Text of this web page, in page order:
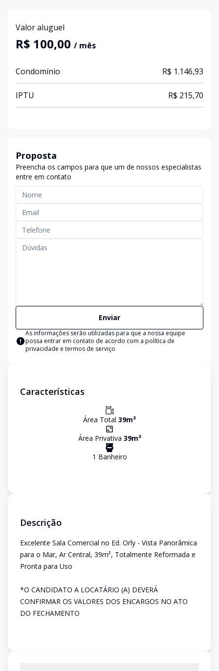
Valor aluguel
R$ 100,00 / mês
Condomínio R$ 1.146,93
IPTU R$ 215,70
Proposta
Preencha os campos para que um de nossos especialistas
entre em contato
Enviar
As informações serão utilizadas para que a nossa equipe
possa entrar em contato de acordo com a política de
privacidade e termos de serviço
Características
Área Total 39m²
Área Privativa 39m²
1 Banheiro
Descrição
Excelente Sala Comercial no Ed. Orly - Vista Panorâmica
para o Mar, Ar Central, 39m², Totalmente Reformada e
Pronta para Uso
*O CANDIDATO A LOCATÁRIO (A) DEVERÁ
CONFIRMAR OS VALORES DOS ENCARGOS NO ATO
DO FECHAMENTO